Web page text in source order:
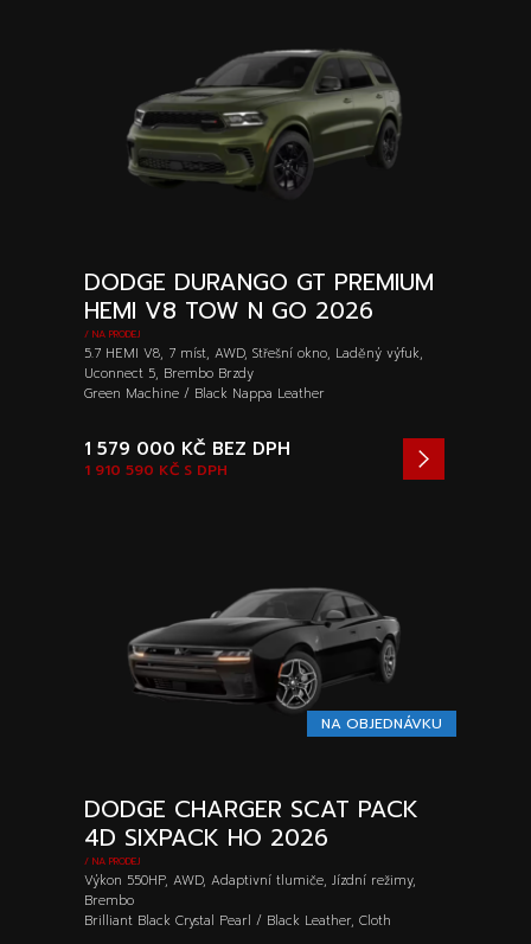
DODGE DURANGO GT PREMIUM
HEMI V8 TOW N GO 2026
/ NA PRODEJ
5.7 HEMI V8, 7 míst, AWD, Střešní okno, Laděný výfuk,
Uconnect 5, Brembo Brzdy
Green Machine / Black Nappa Leather
1 910 590 KČ S DPH
1 579 000 KČ BEZ DPH
NA OBJEDNÁVKU
DODGE CHARGER SCAT PACK
4D SIXPACK HO 2026
/ NA PRODEJ
Výkon 550HP, AWD, Adaptivní tlumiče, Jízdní režimy,
Brembo
Brilliant Black Crystal Pearl / Black Leather, Cloth